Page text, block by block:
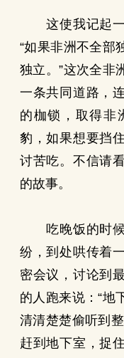
这使我记起一
“如果非洲不全部
独立。”这次全非
一条共同道路，
的枷锁，取得非
豹，如果想要挡
讨苦吃。不信请
的故事。
吃晚饭的时候
纷，到处哄传着
密会议，讨论到
的人跑来说：“地
清清楚楚偷听到
赶到地下室，捉